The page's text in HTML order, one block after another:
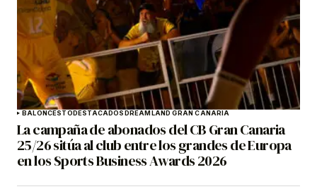
BALONCESTODESTACADOSDREAMLAND GRAN CANARIA
La campaña de abonados del CB Gran Canaria
25/26 sitúa al club entre los grandes de Europa
en los Sports Business Awards 2026